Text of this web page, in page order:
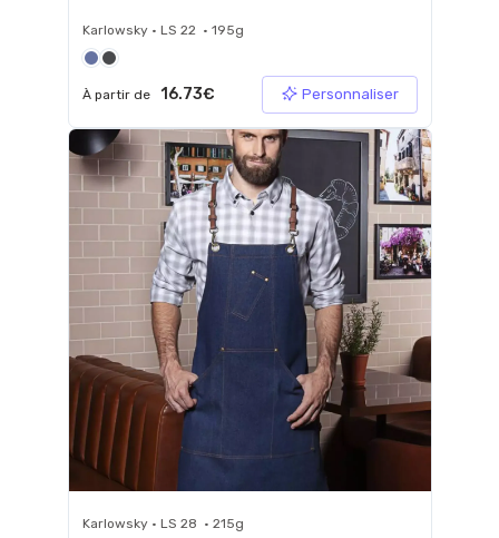
Karlowsky • LS 22 • 195g
À partir de 16.73€ Personnaliser
Karlowsky • LS 28 • 215g